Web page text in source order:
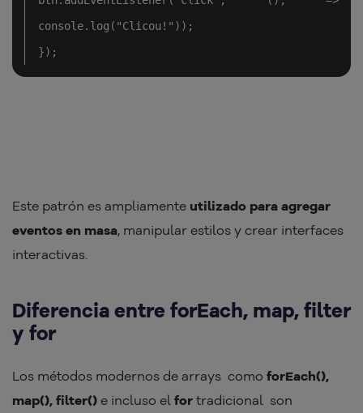
console.log("Clicou!"));
});
Este patrón es ampliamente utilizado para agregar
eventos en masa, manipular estilos y crear interfaces
interactivas.
Diferencia entre forEach, map, filter
y for
Los métodos modernos de arrays como forEach(),
map(), filter() e incluso el for tradicional son